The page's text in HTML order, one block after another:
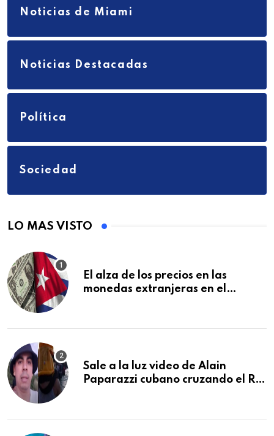
Noticias de Miami
Noticias Destacadas
Política
Sociedad
LO MAS VISTO
El alza de los precios en las
monedas extranjeras en el
Sale a la luz video de Alain
Paparazzi cubano cruzando el Río